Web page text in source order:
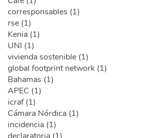
corresponsables (1)
rse (1)
Kenia (1)
UNI (1)
vivienda sostenible (1)
global footprint network (1)
Bahamas (1)
APEC (1)
icraf (1)
Cámara Nórdica (1)
incidencia (1)